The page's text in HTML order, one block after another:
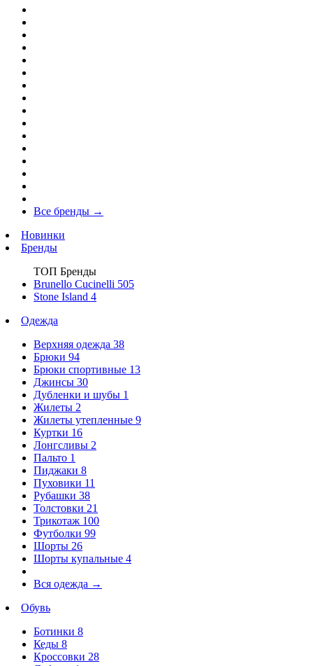
Все бренды →
Новинки
Бренды
ТОП Бренды
Brunello Cucinelli 505
Stone Island 4
Одежда
Верхняя одежда 38
Брюки 94
Брюки спортивные 13
Джинсы 30
Дубленки и шубы 1
Жилеты 2
Жилеты утепленные 9
Куртки 16
Лонгсливы 2
Пальто 1
Пиджаки 8
Пуховики 11
Рубашки 38
Толстовки 21
Трикотаж 100
Футболки 99
Шорты 26
Шорты купальные 4
Вся одежда →
Обувь
Ботинки 8
Кеды 8
Кроссовки 28